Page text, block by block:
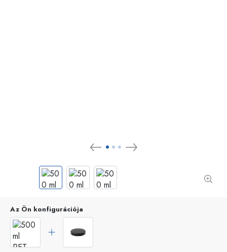
Az Ön konfigurációja